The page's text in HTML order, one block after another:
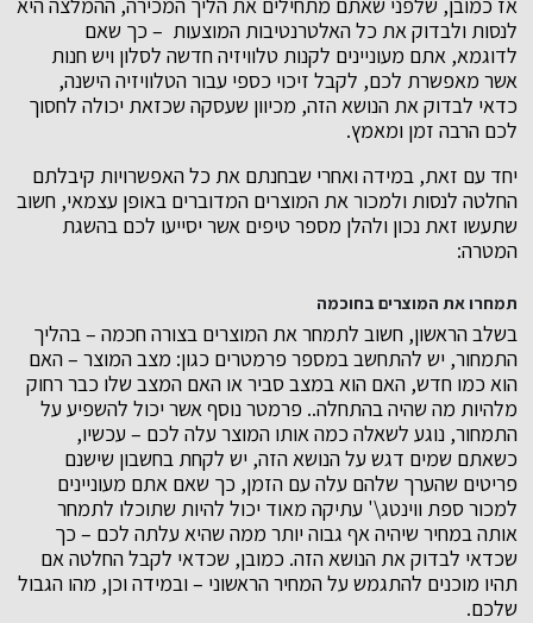
אז כמובן, שלפני שאתם מתחילים את הליך המכירה, ההמלצה היא
לנסות ולבדוק את כל האלטרנטיבות המוצעות – כך שאם
לדוגמא, אתם מעוניינים לקנות טלוויזיה חדשה לסלון ויש חנות
אשר מאפשרת לכם, לקבל זיכוי כספי עבור הטלוויזיה הישנה,
כדאי לבדוק את הנושא הזה, מכיוון שעסקה שכזאת יכולה לחסוך
לכם הרבה זמן ומאמץ.
יחד עם זאת, במידה ואחרי שבחנתם את כל האפשרויות קיבלתם
החלטה לנסות ולמכור את המוצרים המדוברים באופן עצמאי, חשוב
שתעשו זאת נכון ולהלן מספר טיפים אשר יסייעו לכם בהשגת
המטרה:
תמחרו את המוצרים בחוכמה
בשלב הראשון, חשוב לתמחר את המוצרים בצורה חכמה – בהליך
התמחור, יש להתחשב במספר פרמטרים כגון: מצב המוצר – האם
הוא כמו חדש, האם הוא במצב סביר או האם המצב שלו כבר רחוק
מלהיות מה שהיה בהתחלה.. פרמטר נוסף אשר יכול להשפיע על
התמחור, נוגע לשאלה כמה אותו המוצר עלה לכם – עכשיו,
כשאתם שמים דגש על הנושא הזה, יש לקחת בחשבון שישנם
פריטים שהערך שלהם עלה עם הזמן, כך שאם אתם מעוניינים
למכור ספת ווינטג\' עתיקה מאוד יכול להיות שתוכלו לתמחר
אותה במחיר שיהיה אף גבוה יותר ממה שהיא עלתה לכם – כך
שכדאי לבדוק את הנושא הזה. כמובן, שכדאי לקבל החלטה אם
תהיו מוכנים להתגמש על המחיר הראשוני – ובמידה וכן, מהו הגבול
שלכם.